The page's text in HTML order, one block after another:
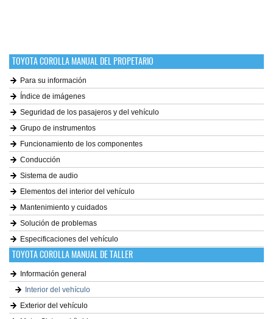
TOYOTA COROLLA MANUAL DEL PROPETARIO
Para su información
Índice de imágenes
Seguridad de los pasajeros y del vehículo
Grupo de instrumentos
Funcionamiento de los componentes
Conducción
Sistema de audio
Elementos del interior del vehículo
Mantenimiento y cuidados
Solución de problemas
Especificaciones del vehículo
TOYOTA COROLLA MANUAL DE TALLER
Información general
Interior del vehículo
Exterior del vehículo